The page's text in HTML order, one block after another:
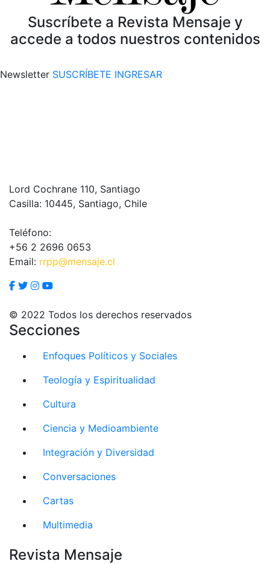
Suscríbete a Revista Mensaje y
accede a todos nuestros contenidos
Newsletter SUSCRÍBETE INGRESAR
Lord Cochrane 110, Santiago
Casilla: 10445, Santiago, Chile
Teléfono:
+56 2 2696 0653
Email: rrpp@mensaje.cl
© 2022 Todos los derechos reservados
Secciones
Enfoques Políticos y Sociales
Teología y Espiritualidad
Cultura
Ciencia y Medioambiente
Integración y Diversidad
Conversaciones
Cartas
Multimedia
Revista Mensaje